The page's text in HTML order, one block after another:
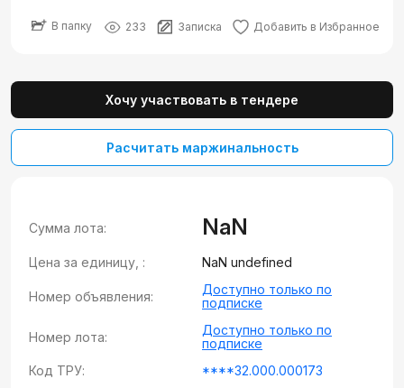
В папку 233 Записка Добавить в Избранное
Хочу участвовать в тендере
Расчитать маржинальность
Сумма лота: NaN
Цена за единицу, : NaN undefined
Номер объявления:
Доступно только по
подписке
Номер лота:
Доступно только по
подписке
Код ТРУ:
****32.000.000173